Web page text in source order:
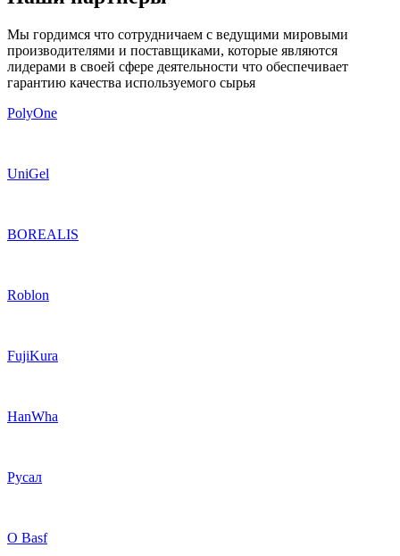
Мы гордимся что сотрудничаем с ведущими мировыми
производителями и поставщиками, которые являются
лидерами в своей сфере деятельности что обеспечивает
гарантию качества используемого сырья
PolyOne
UniGel
BOREALIS
Roblon
FujiKura
HanWha
Русал
O Basf